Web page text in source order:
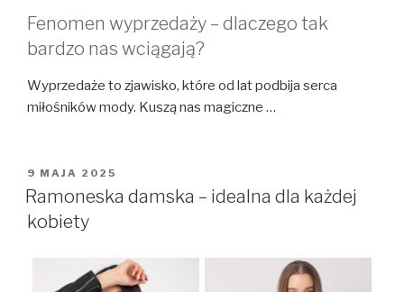
Fenomen wyprzedaży – dlaczego tak
bardzo nas wciągają?
Wyprzedaże to zjawisko, które od lat podbija serca
miłośników mody. Kuszą nas magiczne …
OPUBLIKOWANE
W
9 MAJA 2025
Ramoneska damska – idealna dla każdej
kobiety